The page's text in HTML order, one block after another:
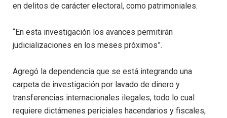
en delitos de carácter electoral, como patrimoniales.
“En esta investigación los avances permitirán
judicializaciones en los meses próximos”.
Agregó la dependencia que se está integrando una
carpeta de investigación por lavado de dinero y
transferencias internacionales ilegales, todo lo cual
requiere dictámenes periciales hacendarios y fiscales,